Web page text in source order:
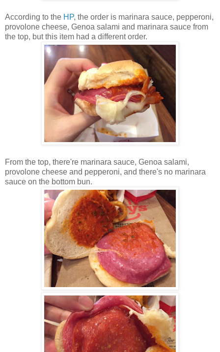
According to the HP, the order is marinara sauce, pepperoni,
provolone cheese, Genoa salami and marinara sauce from
the top, but this item had a different order.
From the top, there're marinara sauce, Genoa salami,
provolone cheese and pepperoni, and there's no marinara
sauce on the bottom bun.